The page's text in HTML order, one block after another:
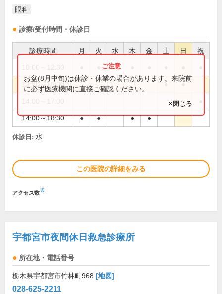
眼科
診療/受付時間・休診日
診療時間 月 火 水 木 金 土 日 祝
13:30～18:00 ● ●
14:00～18:30 ● ● ● ●
お盆(8月中旬)は休診・休業の場合があります。来院前
に必ず医療機関に直接ご確認ください。
×閉じる
休診日: 水
この医院の詳細をみる
アクセス数※
宇都宮市夜間休日救急診療所
所在地・電話番号
栃木県宇都宮市竹林町968 [地図]
028-625-2211